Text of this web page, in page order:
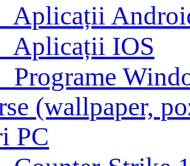
Aplicații
Aplicații IOS
Programe
(wallpaper,
PC